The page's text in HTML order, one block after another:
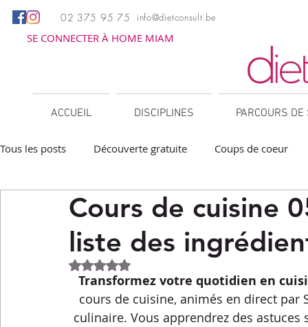
02 375 95 75 info@dietconsult.be
SE CONNECTER À HOME MIAM
ACCUEIL DISCIPLINES PARCOURS
Tous les posts Découverte gratuite Coups de coeur
Barbecue / Plancha Collations
Facile à réchauffer
Menus de la semaine Pasta Petits-déjeuners
Cours de cuisine
liste des
Noté NaN étoiles sur 5.
Transformez votre quotidien en
cours de cuisine, animés en direct par
culinaire. Vous apprendrez des